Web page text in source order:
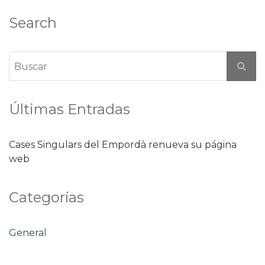
Search
Últimas Entradas
Cases Singulars del Empordà renueva su página
web
Categorías
General